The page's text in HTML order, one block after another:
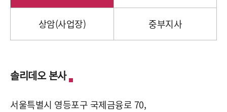
상암(사업장) 중부지사
솔리데오 본사
서울특별시 영등포구 국제금융로 70,